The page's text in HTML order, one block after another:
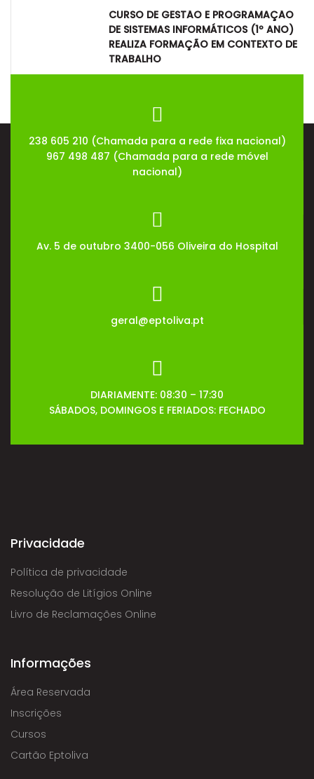
CURSO DE GESTÃO E PROGRAMAÇÃO
DE SISTEMAS INFORMÁTICOS (1º ANO)
REALIZA FORMAÇÃO EM CONTEXTO DE
TRABALHO
238 605 210 (Chamada para a rede fixa nacional)
967 498 487 (Chamada para a rede móvel
nacional)
Av. 5 de outubro 3400-056 Oliveira do Hospital
geral@eptoliva.pt
DIARIAMENTE: 08:30 – 17:30
SÁBADOS, DOMINGOS E FERIADOS: FECHADO
Privacidade
Política de privacidade
Resolução de Litígios Online
Livro de Reclamações Online
Informações
Área Reservada
Inscrições
Cursos
Cartão Eptoliva